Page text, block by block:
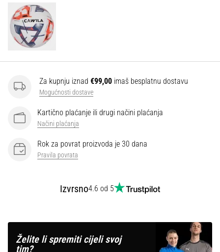
sve
članke
Za kupnju iznad €99,00 imaš besplatnu dostavu
Mogućnosti dostave
Kartično plaćanje ili drugi načini plaćanja
Načini plaćanja
Rok za povrat proizvoda je 30 dana
Pravila povrata
Izvrsno4.6 od 5
Želite li spremiti cijeli svoj
tim?